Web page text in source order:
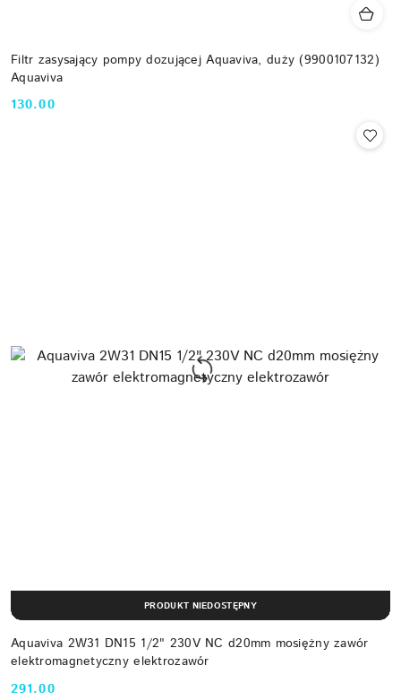
Filtr zasysający pompy dozującej Aquaviva, duży (9900107132)
Aquaviva
Cena:
130.00
Aquaviva 2W31 DN15 1/2" 230V NC d20mm mosiężny zawór
elektromagnetyczny elektrozawór
291.00
PRODUKT NIEDOSTĘPNY